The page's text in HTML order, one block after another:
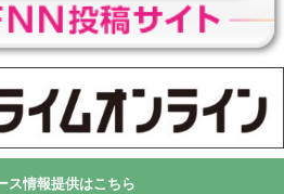
ス情報提供はこちら